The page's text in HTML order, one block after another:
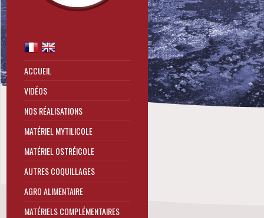
ACCUEIL
VIDÉOS
NOS RÉALISATIONS
MATÉRIEL MYTILICOLE
MATÉRIEL OSTRÉICOLE
AUTRES COQUILLAGES
AGRO ALIMENTAIRE
MATÉRIELS COMPLÉMENTAIRES